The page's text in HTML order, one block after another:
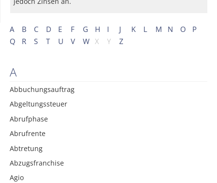
A B C D E F G H I J K L M N O
P
Q
R S T U V W X Y Z
A
Abbuchungsauftrag
Abgeltungssteuer
Abrufphase
Abrufrente
Abtretung
Abzugsfranchise
Agio